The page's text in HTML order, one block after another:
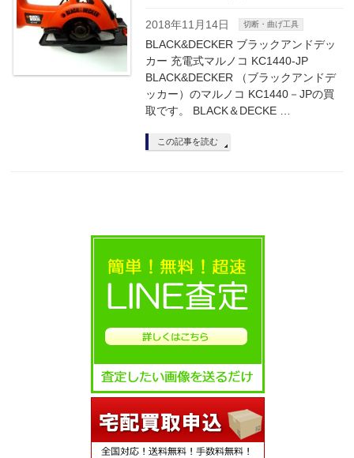
2018年11月14日 切断・曲げ工具
BLACK&DECKER ブラックアンドデッ
カー 充電式マルノコ KC1440-JP
BLACK&DECKER （ブラックアンドデ
ッカー）のマルノコ KC1440－JPの買
取です。 BLACK＆DECKE …
この記事を読む